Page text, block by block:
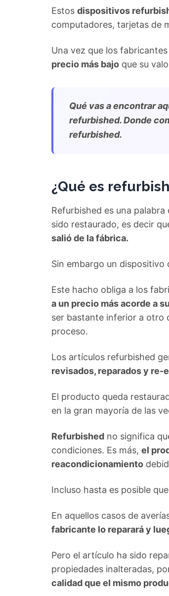
Estos dispositivos
computadores, tarjetas de
Una vez que los
precio más bajo que su
Qué vas a encontrar
refurbished. Donde
refurbished.
¿Qué es
Refurbished es una
sido restaurado, es decir
salió de la fábrica.
Sin embargo un
Este hacho obliga a los
a un precio más acorde a
ser bastante inferior a otro
proceso.
Los artículos refurbished
revisados, reparados y re-
El producto queda
en la gran mayoría de las
Refurbished no significa
condiciones. Es más, el
reacondicionamiento
Incluso hasta es posible
En aquellos casos de
fabricante lo reparará y
Pero el artículo ha sido
propiedades inalteradas,
calidad que el mismo